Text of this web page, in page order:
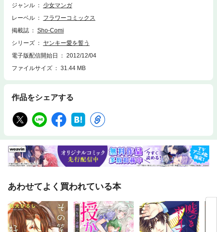
ジャンル
少女マンガ
レーベル
フラワーコミックス
掲載誌
Sho-Comi
シリーズ
ヤンキー愛を誓う
電子版配信開始日
2012/12/04
ファイルサイズ
31.44 MB
作品をシェアする
あわせてよく買われている本